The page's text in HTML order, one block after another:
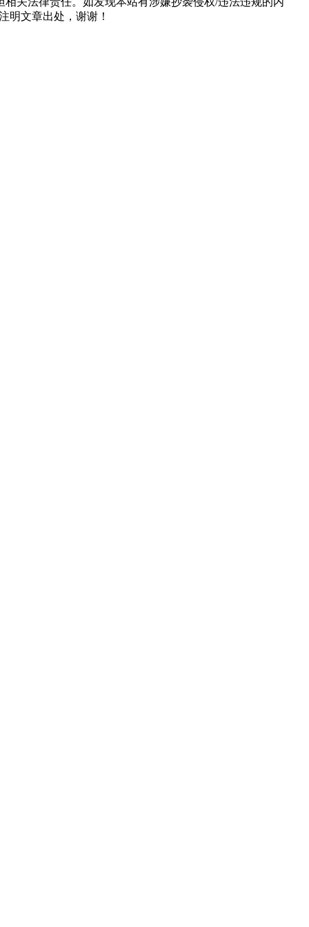
明文章出处，谢谢！